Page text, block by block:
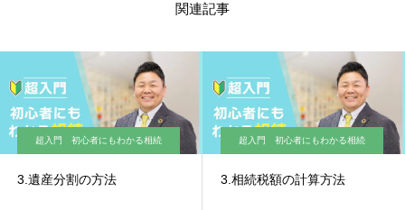
関連記事
超入門 初心者にもわかる相続
3.遺産分割の方法
超入門 初心者にもわかる相続
3.相続税額の計算方法